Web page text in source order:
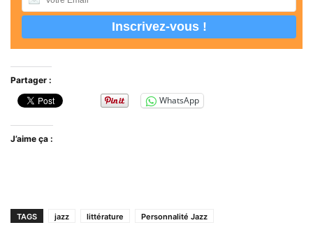
Partager :
WhatsApp
J’aime ça :
TAGS jazz littérature Personnalité Jazz